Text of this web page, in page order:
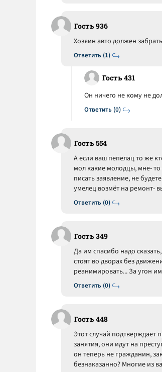
Гость 936
Ответить (1)
Хозяин авто должен
Гость 431
Ответить (0)
Он ничего не кому не
Гость 554
Ответить (0)
А если ваш пепелац то же
мол какие молодцы, мне-
писать заявление, не
умелец возмёт на ремонт-
Гость 349
Ответить (0)
Да им спасибо надо
стоят во дворах без
реанимировать... За угон
Гость 448
Этот случай подтверждает
занятия, они идут на
он теперь не гражданин,
безнаказанно? Многие из